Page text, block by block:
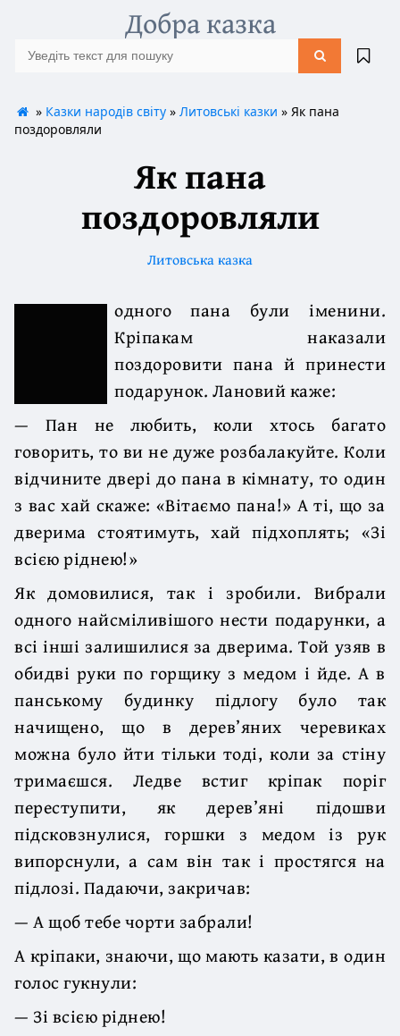
Добра казка
» Казки народів світу» Литовські казки » Як пана
поздоровляли
Як пана
поздоровляли
Литовська казка
одного пана були іменини.
Кріпакам наказали
поздоровити пана й принести
подарунок. Лановий каже:
— Пан не любить, коли хтось багато
говорить, то ви не дуже розбалакуйте. Коли
відчините двері до пана в кімнату, то один
з вас хай скаже: «Вітаємо пана!» А ті, що за
дверима стоятимуть, хай підхоплять; «Зі
всією ріднею!»
Як домовилися, так і зробили. Вибрали
одного найсміливішого нести подарунки, а
всі інші залишилися за дверима. Той узяв в
обидві руки по горщику з медом і йде. А в
панському будинку підлогу було так
начищено, що в дерев’яних черевиках
можна було йти тільки тоді, коли за стіну
тримаєшся. Ледве встиг кріпак поріг
переступити, як дерев’яні підошви
підсковзнулися, горшки з медом із рук
випорснули, а сам він так і простягся на
підлозі. Падаючи, закричав:
— А щоб тебе чорти забрали!
А кріпаки, знаючи, що мають казати, в один
голос гукнули:
— Зі всією ріднею!